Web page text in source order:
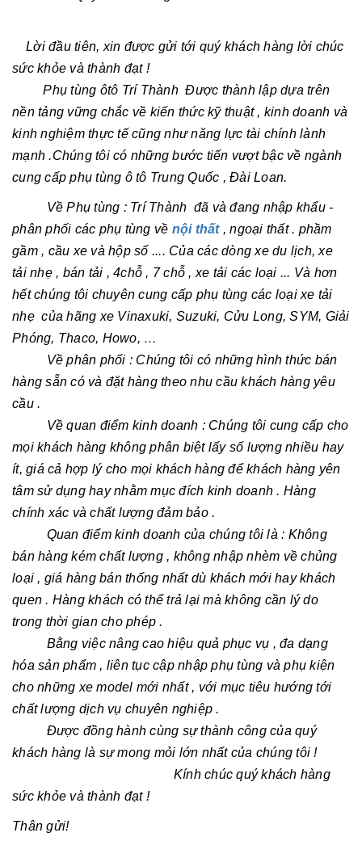
Lời đầu tiên, xin được gửi tới quý khách hàng lời chúc
sức khỏe và thành đạt !
Phụ tùng ôtô Trí Thành Được thành lập dựa trên
nền tảng vững chắc về kiến thức kỹ thuật , kinh doanh và
kinh nghiệm thực tế cũng như năng lực tài chính lành
mạnh .Chúng tôi có những bước tiến vượt bậc về ngành
cung cấp phụ tùng ô tô Trung Quốc , Đài Loan.
Về Phụ tùng : Trí Thành đã và đang nhập khẩu -
phân phối các phụ tùng về nội thất, ngoại thất . phầm
gầm , cầu xe và hộp số .... Của các dòng xe du lịch, xe
tải nhẹ , bán tải , 4chỗ , 7 chỗ , xe tải các loại ... Và hơn
hết chúng tôi chuyên cung cấp phụ tùng các loại xe tải
nhẹ của hãng xe Vinaxuki, Suzuki, Cửu Long, SYM, Giải
Phóng, Thaco, Howo, …
Về phân phối : Chúng tôi có những hình thức bán
hàng sẵn có và đặt hàng theo nhu cầu khách hàng yêu
cầu .
Về quan điểm kinh doanh : Chúng tôi cung cấp cho
mọi khách hàng không phân biệt lấy số lượng nhiều hay
ít, giá cả hợp lý cho mọi khách hàng để khách hàng yên
tâm sử dụng hay nhằm mục đích kinh doanh . Hàng
chính xác và chất lượng đảm bảo .
Quan điểm kinh doanh của chúng tôi là : Không
bán hàng kém chất lượng , không nhập nhèm về chủng
loại , giá hàng bán thống nhất dù khách mới hay khách
quen . Hàng khách có thể trả lại mà không cần lý do
trong thời gian cho phép .
Bằng việc nâng cao hiệu quả phục vụ , đa dạng
hóa sản phẩm , liên tục cập nhập phụ tùng và phụ kiện
cho những xe model mới nhất , với mục tiêu hướng tới
chất lượng dịch vụ chuyên nghiệp .
Được đồng hành cùng sự thành công của quý
khách hàng là sự mong mỏi lớn nhất của chúng tôi !
Kính chúc quý khách hàng
sức khỏe và thành đạt !
Thân gửi!